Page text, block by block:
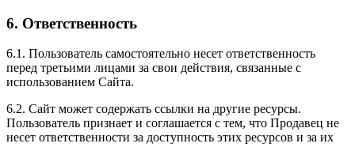
6. Ответственность
6.1. Пользователь самостоятельно несет ответственность
перед третьими лицами за свои действия, связанные с
использованием Сайта.
6.2. Сайт может содержать ссылки на другие ресурсы.
Пользователь признает и соглашается с тем, что Продавец не
несет ответственности за доступность этих ресурсов и за их